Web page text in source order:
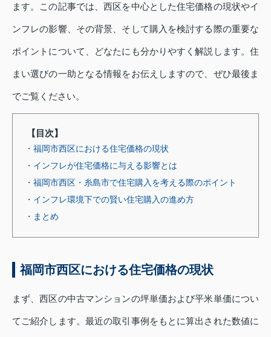
ます。この記事では、西区を中心とした住宅価格の現状やイ
ンフレの影響、その背景、そして購入を検討する際の重要な
ポイントについて、どなたにも分かりやすく解説します。住
まい選びの一助となる情報をお伝えしますので、ぜひ最後ま
でご覧ください。
【目次】
・福岡市西区における住宅価格の現状
・インフレが住宅価格に与える影響とは
・福岡市西区・糸島市で住宅購入を考える際のポイント
・インフレ環境下での賢い住宅購入の進め方
・まとめ
福岡市西区における住宅価格の現状
まず、西区の中古マンションの坪単価および平米単価につい
てご紹介します。最近の取引事例をもとに算出された数値に